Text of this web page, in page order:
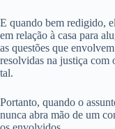
E quando bem redigido,
em relação à casa para
as questões que
resolvidas na justiça com
tal.
Portanto, quando o
nunca abra mão de um